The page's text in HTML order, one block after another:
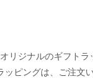
リジナルのギフト
ッピングは、ご注文